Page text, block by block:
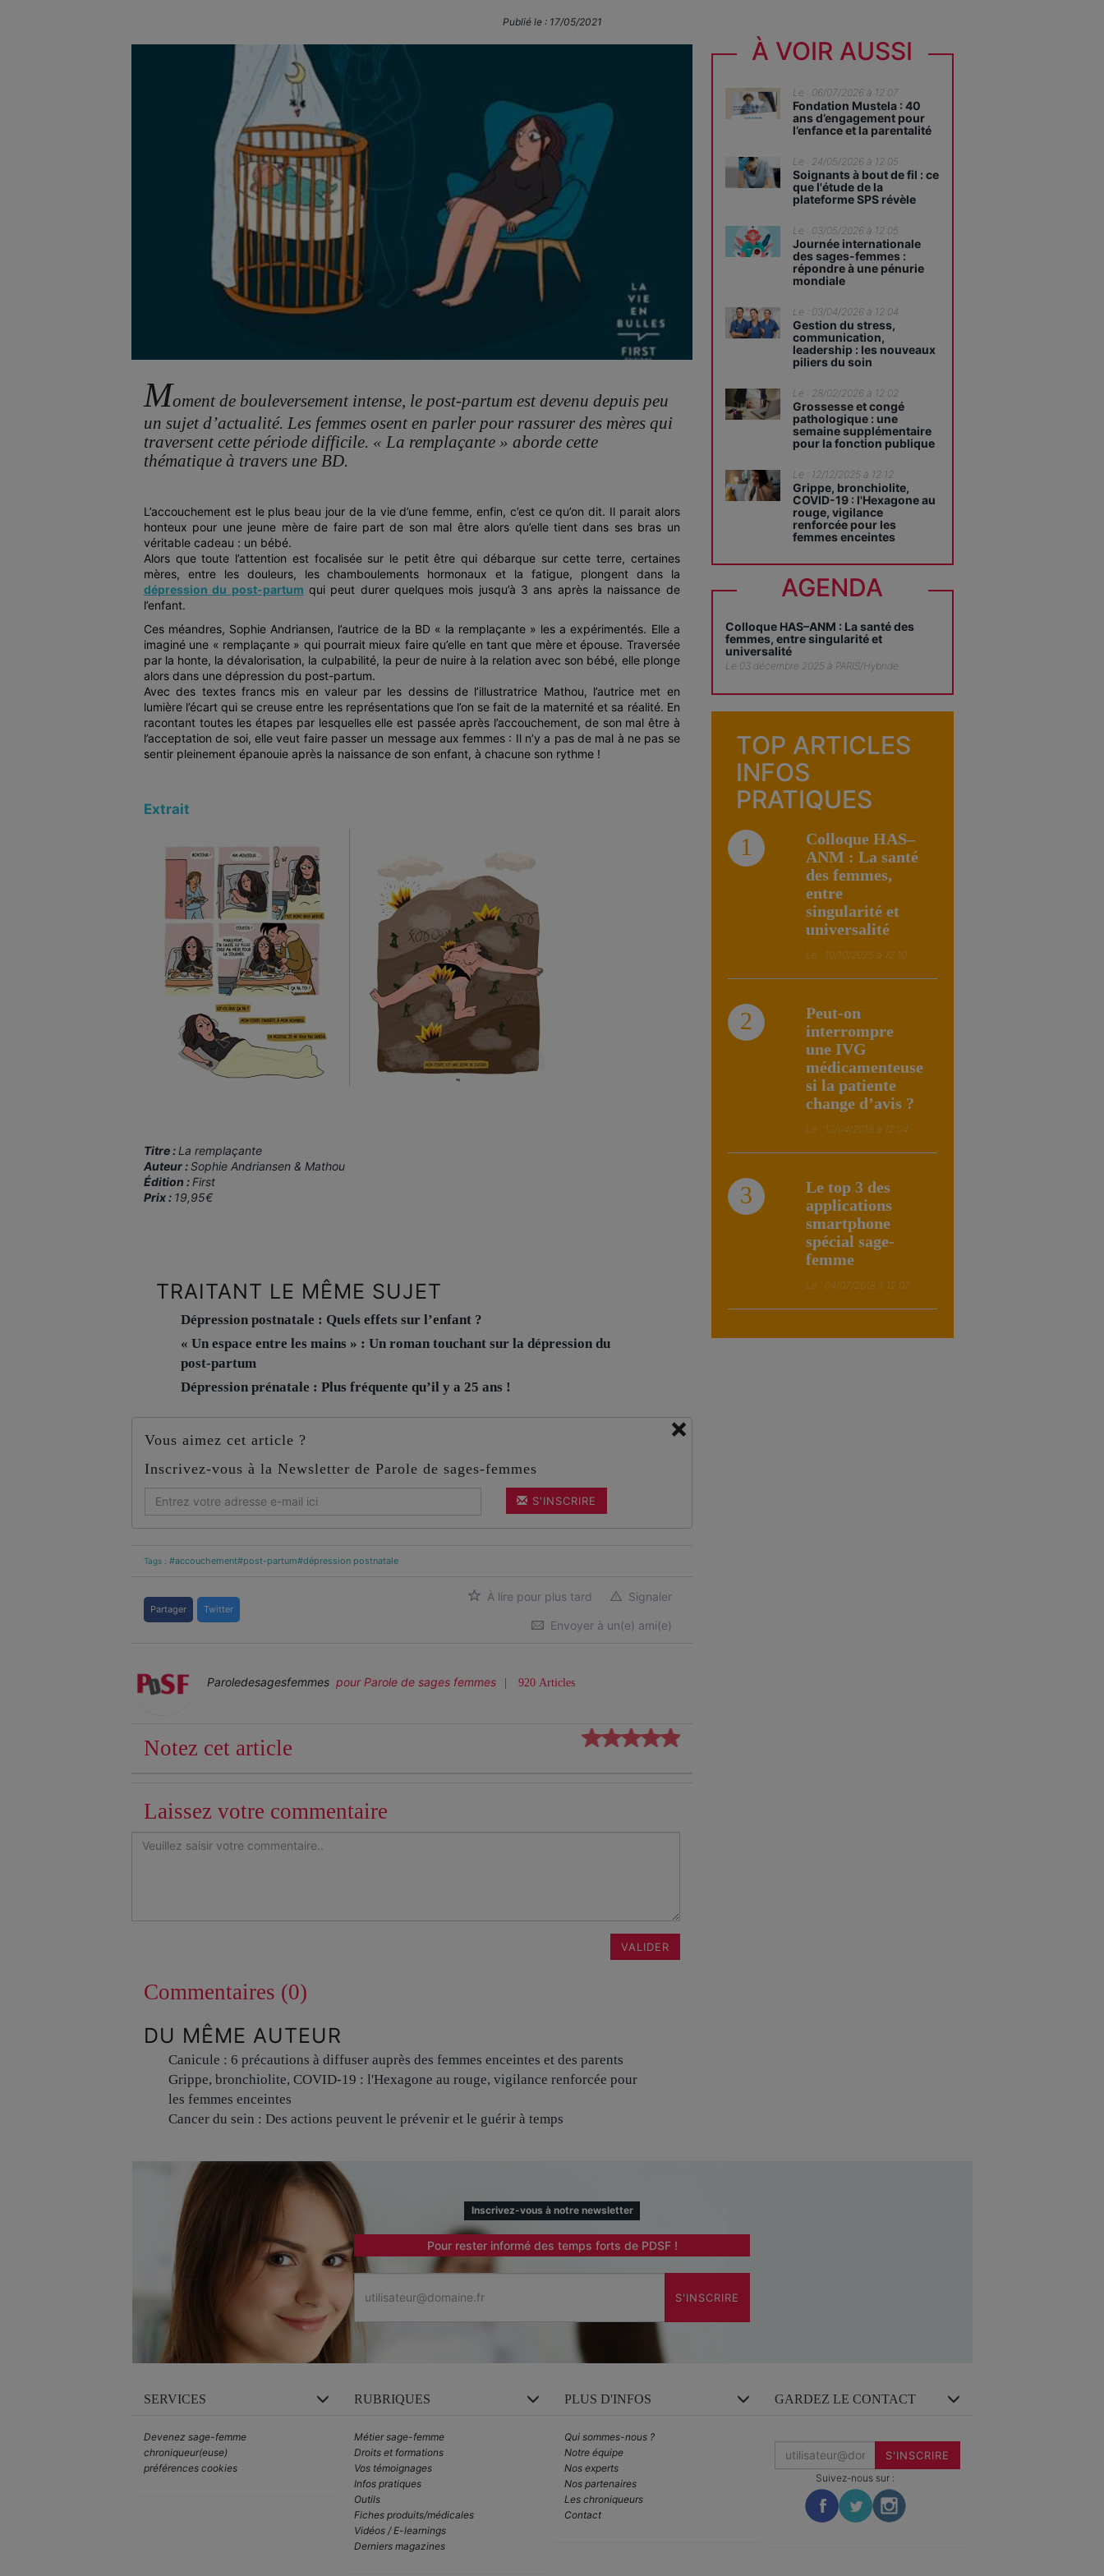
Publié le : 17/05/2021
Moment de bouleversement intense, le post-partum est devenu depuis peu
un sujet d’actualité. Les femmes osent en parler pour rassurer des mères qui
traversent cette période difficile. « La remplaçante » aborde cette
thématique à travers une BD.
L’accouchement est le plus beau jour de la vie d’une femme, enfin, c’est ce qu’on dit. Il parait alors
honteux pour une jeune mère de faire part de son mal être alors qu’elle tient dans ses bras un
véritable cadeau : un bébé.
Alors que toute l’attention est focalisée sur le petit être qui débarque sur cette terre, certaines
mères, entre les douleurs, les chamboulements hormonaux et la fatigue, plongent dans la
dépression du post-partum qui peut durer quelques mois jusqu’à 3 ans après la naissance de
l’enfant.
Ces méandres, Sophie Andriansen, l’autrice de la BD « la remplaçante » les a expérimentés. Elle a
imaginé une « remplaçante » qui pourrait mieux faire qu’elle en tant que mère et épouse. Traversée
par la honte, la dévalorisation, la culpabilité, la peur de nuire à la relation avec son bébé, elle plonge
alors dans une dépression du post-partum.
Avec des textes francs mis en valeur par les dessins de l’illustratrice Mathou, l’autrice met en
lumière l’écart qui se creuse entre les représentations que l’on se fait de la maternité et sa réalité. En
racontant toutes les étapes par lesquelles elle est passée après l’accouchement, de son mal être à
l’acceptation de soi, elle veut faire passer un message aux femmes : Il n’y a pas de mal à ne pas se
sentir pleinement épanouie après la naissance de son enfant, à chacune son rythme !
Extrait
Titre : La remplaçante
Auteur :Sophie Andriansen & Mathou
Édition : First
Prix : 19,95€
TRAITANT LE MÊME SUJET
Dépression postnatale : Quels effets sur l’enfant ?
« Un espace entre les mains » : Un roman touchant sur la dépression du
post-partum
Dépression prénatale : Plus fréquente qu’il y a 25 ans !
×
Vous aimez cet article ?
Inscrivez-vous à la Newsletter de Parole de sages-femmes
S'INSCRIRE
Tags : #accouchement#post-partum#dépression postnatale
Partager Twitter
Signaler
À lire pour plus tard
Envoyer à un(e) ami(e)
Paroledesagesfemmes pour Parole de sages femmes 920 Articles
Notez cet article
Laissez votre commentaire
VALIDER
Commentaires (0)
DU MÊME AUTEUR
Canicule : 6 précautions à diffuser auprès des femmes enceintes et des parents
Grippe, bronchiolite, COVID-19 : l'Hexagone au rouge, vigilance renforcée pour
les femmes enceintes
Cancer du sein : Des actions peuvent le prévenir et le guérir à temps
À VOIR AUSSI
Le : 06/07/2026 à 12:07
Fondation Mustela : 40
ans d’engagement pour
l’enfance et la parentalité
Le : 24/05/2026 à 12:05
Soignants à bout de fil : ce
que l'étude de la
plateforme SPS révèle
Le : 03/05/2026 à 12:05
Journée internationale
des sages-femmes :
répondre à une pénurie
mondiale
Le : 03/04/2026 à 12:04
Gestion du stress,
communication,
leadership : les nouveaux
piliers du soin
Le : 28/02/2026 à 12:02
Grossesse et congé
pathologique : une
semaine supplémentaire
pour la fonction publique
Le : 12/12/2025 à 12:12
Grippe, bronchiolite,
COVID-19 : l'Hexagone au
rouge, vigilance
renforcée pour les
femmes enceintes
AGENDA
Colloque HAS–ANM : La santé des
femmes, entre singularité et
universalité
Le 03 décembre 2025 à PARIS/Hybride
TOP ARTICLES
INFOS
PRATIQUES
1
Colloque HAS–
ANM : La santé
des femmes,
entre
singularité et
universalité
Le : 19/10/2025 à 12:10
2
Peut-on
interrompre
une IVG
médicamenteuse
si la patiente
change d’avis ?
Le : 13/04/2018 à 12:04
3
Le top 3 des
applications
smartphone
spécial sage-
femme
Le : 04/07/2018 à 12:07
Inscrivez-vous à notre newsletter
Pour rester informé des temps forts de PDSF !
S'INSCRIRE
SERVICES
Devenez sage-femme
chroniqueur(euse)
préférences cookies
RUBRIQUES
Métier sage-femme
Droits et formations
Vos témoignages
Infos pratiques
Outils
Fiches produits/médicales
Vidéos / E-learnings
Derniers magazines
PLUS D'INFOS
Qui sommes-nous ?
Notre équipe
Nos experts
Nos partenaires
Les chroniqueurs
Contact
GARDEZ LE CONTACT
newsletter
S'INSCRIRE
Suivez-nous sur :